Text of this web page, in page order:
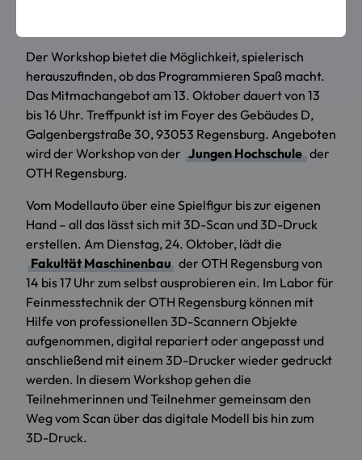
stehen fachkundige Ansprechpartnerinnen und
Der Workshop bietet die Möglichkeit, spielerisch
herauszufinden, ob das Programmieren Spaß macht.
Das Mitmachangebot am 13. Oktober dauert von 13
bis 16 Uhr. Treffpunkt ist im Foyer des Gebäudes D,
Galgenbergstraße 30, 93053 Regensburg. Angeboten
wird der Workshop von der Jungen Hochschule der
OTH Regensburg.
Vom Modellauto über eine Spielfigur bis zur eigenen
Hand – all das lässt sich mit 3D-Scan und 3D-Druck
erstellen. Am Dienstag, 24. Oktober, lädt die
Fakultät Maschinenbau der OTH Regensburg von
14 bis 17 Uhr zum selbst ausprobieren ein. Im Labor für
Feinmesstechnik der OTH Regensburg können mit
Hilfe von professionellen 3D-Scannern Objekte
aufgenommen, digital repariert oder angepasst und
anschließend mit einem 3D-Drucker wieder gedruckt
werden. In diesem Workshop gehen die
Teilnehmerinnen und Teilnehmer gemeinsam den
Weg vom Scan über das digitale Modell bis hin zum
3D-Druck.